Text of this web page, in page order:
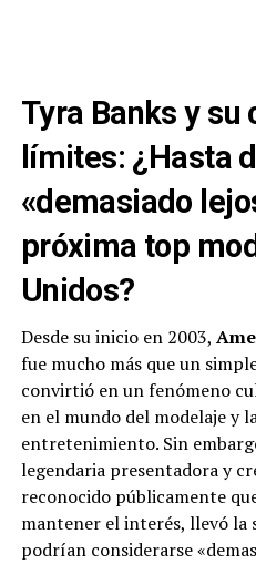
Tyra Banks y su
límites: ¿Hasta
«demasiado
próxima top
Unidos?
Desde su inicio en 2003,
fue mucho más que un
convirtió en un fenómeno
en el mundo del modelaje y
entretenimiento. Sin
legendaria presentadora y
reconocido públicamente
mantener el interés, llevó la
podrían considerarse